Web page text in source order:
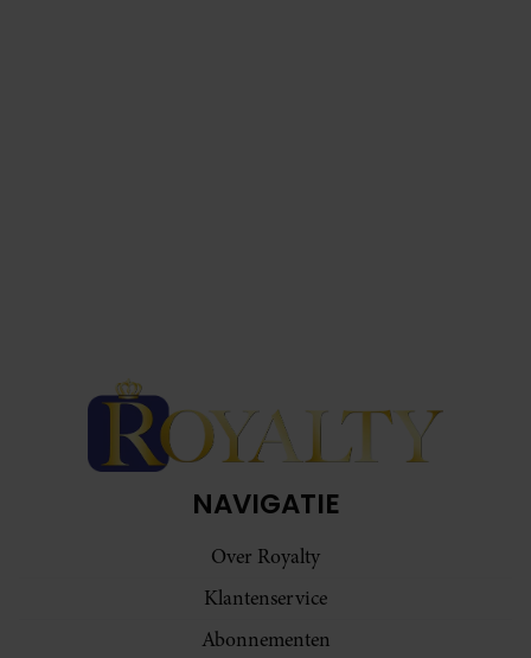
NAVIGATIE
Over Royalty
Klantenservice
Abonnementen